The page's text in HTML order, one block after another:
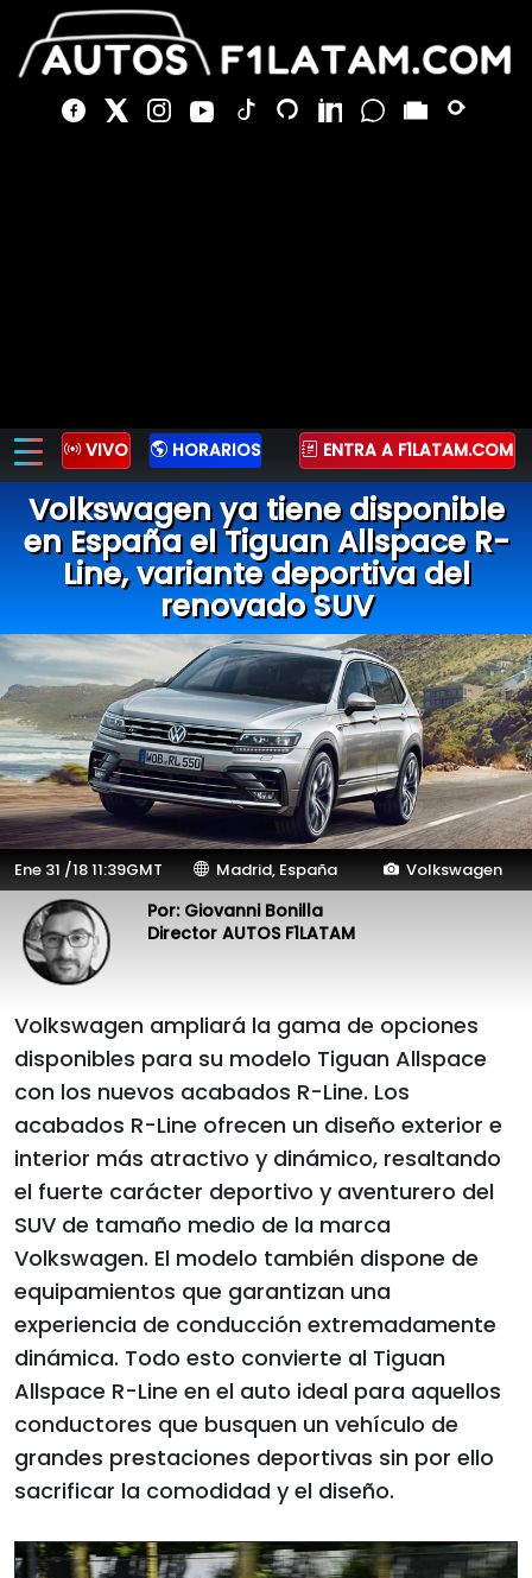
VIVO HORARIOS ENTRA A F1LATAM.COM
Volkswagen ya tiene disponible
en España el Tiguan Allspace R-
Line, variante deportiva del
renovado SUV
Ene 31 /18 11:39GMT Madrid, España Volkswagen
Por: Giovanni Bonilla
Director AUTOS F1LATAM
Volkswagen ampliará la gama de opciones
disponibles para su modelo Tiguan Allspace
con los nuevos acabados R-Line. Los
acabados R-Line ofrecen un diseño exterior e
interior más atractivo y dinámico, resaltando
el fuerte carácter deportivo y aventurero del
SUV de tamaño medio de la marca
Volkswagen. El modelo también dispone de
equipamientos que garantizan una
experiencia de conducción extremadamente
dinámica. Todo esto convierte al Tiguan
Allspace R-Line en el auto ideal para aquellos
conductores que busquen un vehículo de
grandes prestaciones deportivas sin por ello
sacrificar la comodidad y el diseño.